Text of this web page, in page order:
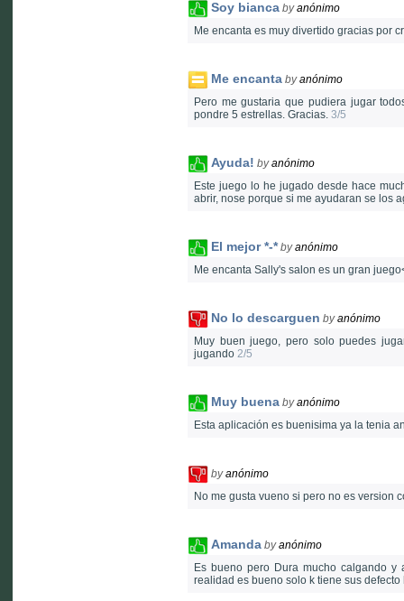
Soy bianca byanónimo
Me encanta es muy divertido gracias por
Me encanta byanónimo
Pero me gustaria que pudiera jugar
pondre 5 estrellas. Gracias. 3/5
Ayuda! byanónimo
Este juego lo he jugado desde hace
abrir, nose porque si me ayudaran se los
El mejor *-* byanónimo
Me encanta Sally's salon es un gran
No lo descarguen byanónimo
Muy buen juego, pero solo puedes
jugando 2/5
Muy buena byanónimo
Esta aplicación es buenisima ya la tenia
byanónimo
No me gusta vueno si pero no es version
Amanda byanónimo
Es bueno pero Dura mucho calgando
realidad es bueno solo k tiene sus